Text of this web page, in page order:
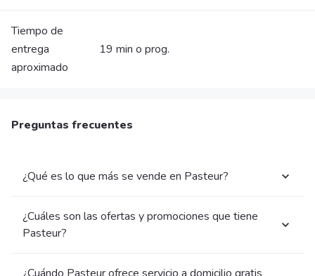
Tiempo de
entrega
aproximado
19 min o prog.
Preguntas frecuentes
¿Qué es lo que más se vende en Pasteur?
¿Cuáles son las ofertas y promociones que tiene
Pasteur?